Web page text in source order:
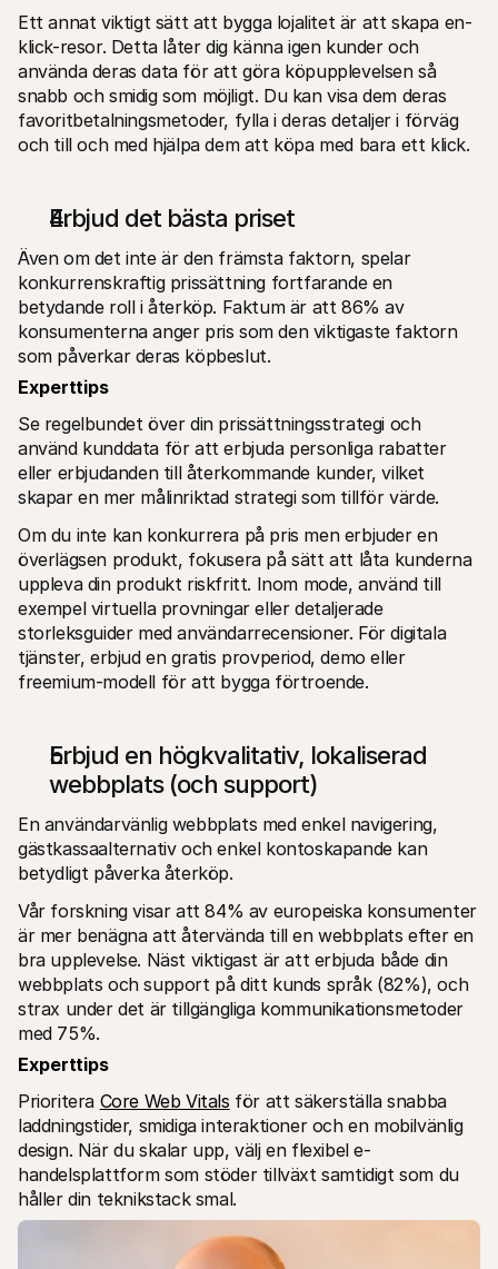
Ett annat viktigt sätt att bygga lojalitet är att skapa en-
klick-resor. Detta låter dig känna igen kunder och
använda deras data för att göra köpupplevelsen så
snabb och smidig som möjligt. Du kan visa dem deras
favoritbetalningsmetoder, fylla i deras detaljer i förväg
och till och med hjälpa dem att köpa med bara ett klick.
Erbjud det bästa priset
Även om det inte är den främsta faktorn, spelar
konkurrenskraftig prissättning fortfarande en
betydande roll i återköp. Faktum är att 86% av
konsumenterna anger pris som den viktigaste faktorn
som påverkar deras köpbeslut.
Experttips
Se regelbundet över din prissättningsstrategi och
använd kunddata för att erbjuda personliga rabatter
eller erbjudanden till återkommande kunder, vilket
skapar en mer målinriktad strategi som tillför värde.
Om du inte kan konkurrera på pris men erbjuder en
överlägsen produkt, fokusera på sätt att låta kunderna
uppleva din produkt riskfritt. Inom mode, använd till
exempel virtuella provningar eller detaljerade
storleksguider med användarrecensioner. För digitala
tjänster, erbjud en gratis provperiod, demo eller
freemium-modell för att bygga förtroende.
Erbjud en högkvalitativ, lokaliserad
webbplats (och support)
En användarvänlig webbplats med enkel navigering,
gästkassaalternativ och enkel kontoskapande kan
betydligt påverka återköp.
Vår forskning visar att 84% av europeiska konsumenter
är mer benägna att återvända till en webbplats efter en
bra upplevelse. Näst viktigast är att erbjuda både din
webbplats och support på ditt kunds språk (82%), och
strax under det är tillgängliga kommunikationsmetoder
med 75%.
Experttips
Prioritera Core Web Vitals för att säkerställa snabba
laddningstider, smidiga interaktioner och en mobilvänlig
design. När du skalar upp, välj en flexibel e-
handelsplattform som stöder tillväxt samtidigt som du
håller din teknikstack smal.